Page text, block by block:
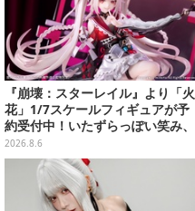
『崩壊：スターレイル』より「火
花」1/7スケールフィギュアが予
約受付中！いたずらっぽい笑み、
シルクハット型のステージが華や
かさを演出
2026.8.6